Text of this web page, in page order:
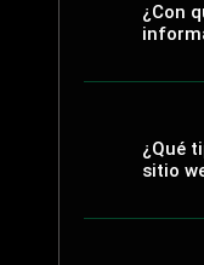
¿Con
¿Qué
sitio